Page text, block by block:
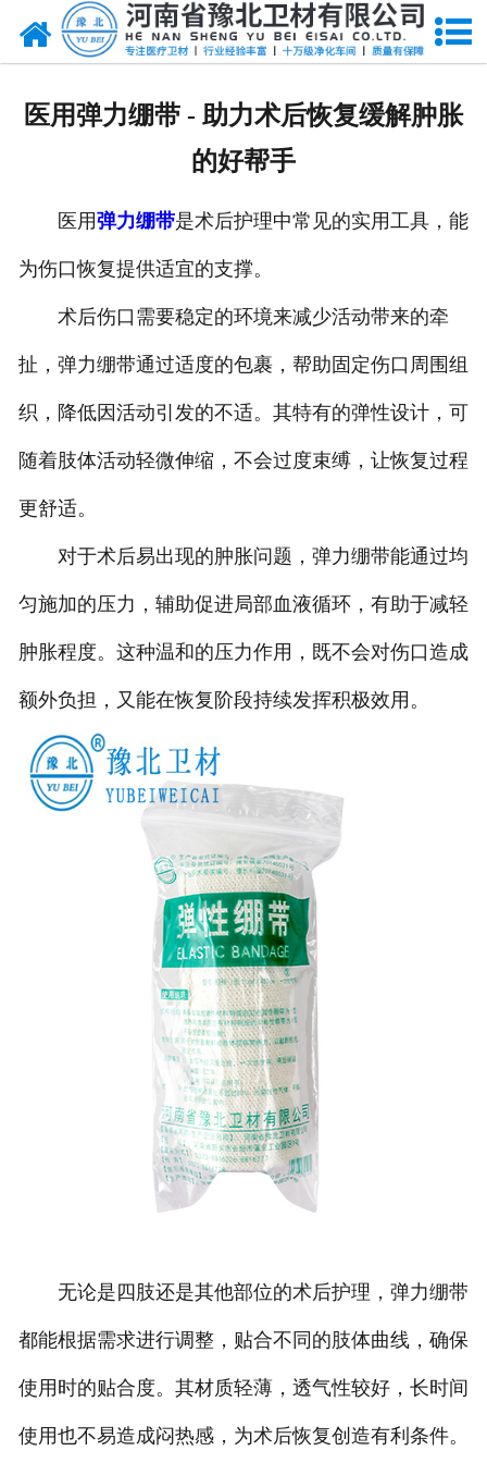
网站首页
厂房设备
人才招聘
联系我们
医用弹力绷带 - 助力术后恢复缓解肿胀
的好帮手
医用弹力绷带是术后护理中常见的实用工具，能
为伤口恢复提供适宜的支撑。
术后伤口需要稳定的环境来减少活动带来的牵
扯，弹力绷带通过适度的包裹，帮助固定伤口周围组
织，降低因活动引发的不适。其特有的弹性设计，可
随着肢体活动轻微伸缩，不会过度束缚，让恢复过程
更舒适。
对于术后易出现的肿胀问题，弹力绷带能通过均
匀施加的压力，辅助促进局部血液循环，有助于减轻
肿胀程度。这种温和的压力作用，既不会对伤口造成
额外负担，又能在恢复阶段持续发挥积极效用。
无论是四肢还是其他部位的术后护理，弹力绷带
都能根据需求进行调整，贴合不同的肢体曲线，确保
使用时的贴合度。其材质轻薄，透气性较好，长时间
使用也不易造成闷热感，为术后恢复创造有利条件。